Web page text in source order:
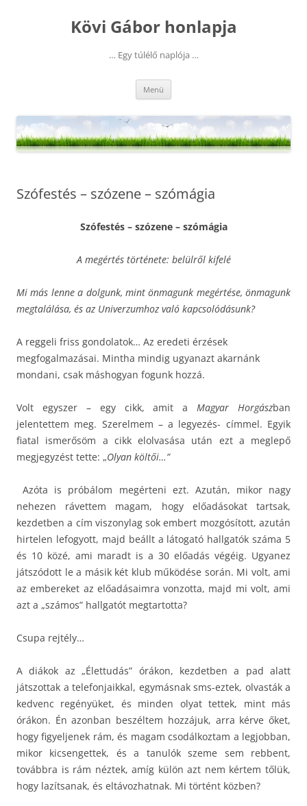
Kövi Gábor honlapja
… Egy túlélő naplója …
Menü
Szófestés – szózene – szómágia
Szófestés – szózene – szómágia
A megértés története: belülről kifelé
Mi más lenne a dolgunk, mint önmagunk megértése, önmagunk
megtalálása, és az Univerzumhoz való kapcsolódásunk?
A reggeli friss gondolatok… Az eredeti érzések
megfogalmazásai. Mintha mindig ugyanazt akarnánk
mondani, csak máshogyan fogunk hozzá.
Volt egyszer – egy cikk, amit aMagyar Horgászban
jelentettem meg. Szerelmem – a legyezés- címmel. Egyik
fiatal ismerősöm a cikk elolvasása után ezt a meglepő
megjegyzést tette: „Olyan költői…”
Azóta is próbálom megérteni ezt. Azután, mikor nagy
nehezen rávettem magam, hogy előadásokat tartsak,
kezdetben a cím viszonylag sok embert mozgósított, azután
hirtelen lefogyott, majd beállt a látogató hallgatók száma 5
és 10 közé, ami maradt is a 30 előadás végéig. Ugyanez
játszódott le a másik két klub működése során. Mi volt, ami
az embereket az előadásaimra vonzotta, majd mi volt, ami
azt a „számos” hallgatót megtartotta?
Csupa rejtély…
A diákok az „Élettudás” órákon, kezdetben a pad alatt
játszottak a telefonjaikkal, egymásnak sms-eztek, olvasták a
kedvenc regényüket, és minden olyat tettek, mint más
órákon. Én azonban beszéltem hozzájuk, arra kérve őket,
hogy figyeljenek rám, és magam csodálkoztam a legjobban,
mikor kicsengettek, és a tanulók szeme sem rebbent,
továbbra is rám néztek, amíg külön azt nem kértem tőlük,
hogy lazítsanak, és eltávozhatnak. Mi történt közben?